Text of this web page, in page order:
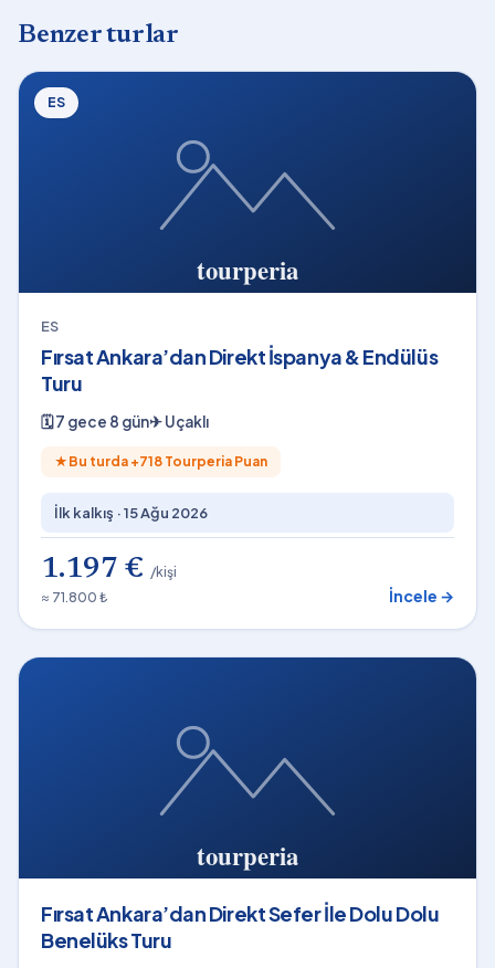
Benzer turlar
ES
ES
Fırsat Ankara’dan Direkt İspanya & Endülüs
Turu
🗓7 gece 8 gün✈Uçaklı
★ Bu turda +718 Tourperia Puan
İlk kalkış ·15 Ağu 2026
1.197 € /kişi
≈ 71.800 ₺
İncele →
Fırsat Ankara’dan Direkt Sefer İle Dolu Dolu
Benelüks Turu